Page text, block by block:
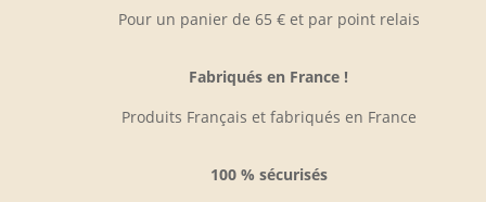
Pour un panier de 65 € et par point relais
Fabriqués en France !
Produits Français et fabriqués en France
100 % sécurisés